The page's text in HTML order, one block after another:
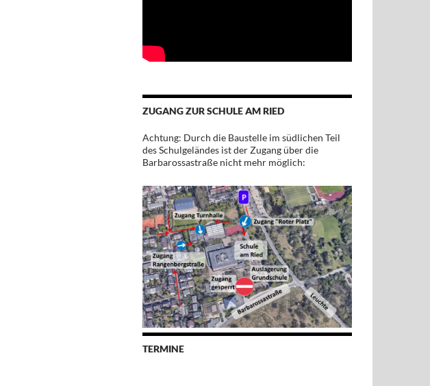
ZUGANG ZUR SCHULE AM RIED
Achtung: Durch die Baustelle im südlichen Teil
des Schulgeländes ist der Zugang über die
Barbarossastraße nicht mehr möglich:
TERMINE